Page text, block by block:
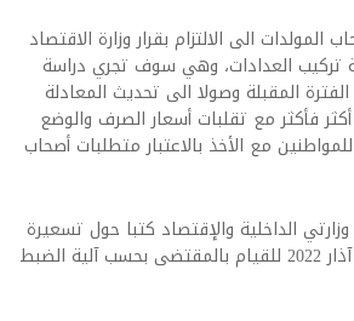
المولدات الى الالتزام بقرار وزارة الاقتصاد
تركيب العدادات، وهي سوف تجري دراسة
المقبلة وصولا الى تحديث المعادلة
فأكثر مع تقلبات أسعار الصرف والوضع
مع الأخذ بالاعتبار متطلبات أصحاب
الداخلية والإقتصاد كتبا حول تسعيرة
النصف الثاني من شهر آذار 2022 للقيام بالمقتضى بحسب آلية الضبط